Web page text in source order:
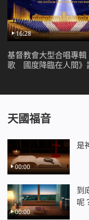
16:28
基督教會大型合唱專輯
歌 國度降臨在人間》
天國福音
00:00
是
00:00
到
呢